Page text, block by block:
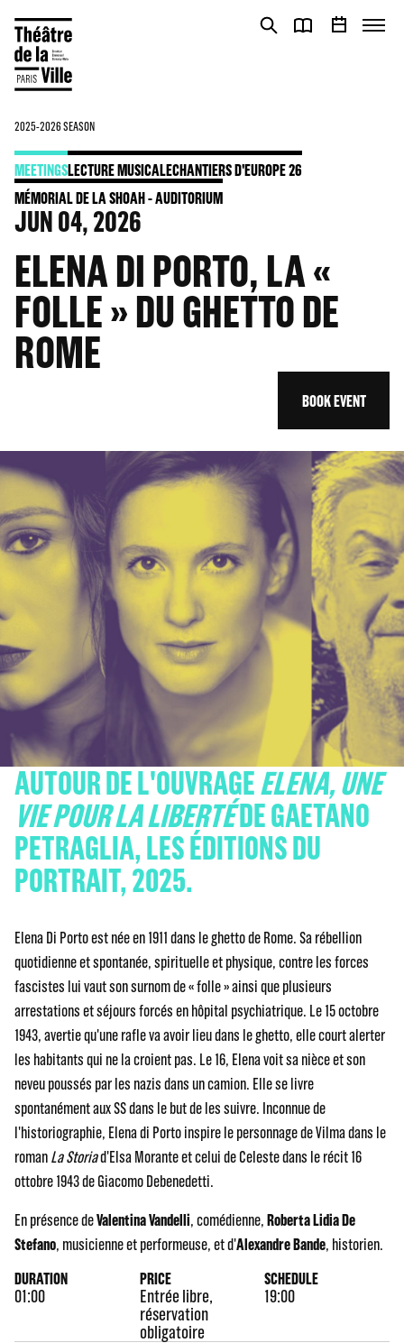
2025-2026 SEASON
MEETINGSLECTURE MUSICALECHANTIERS D'EUROPE 26
MÉMORIAL DE LA SHOAH - AUDITORIUM
JUN04, 2026
ELENA DI PORTO, LA «
FOLLE » DU GHETTO DE
ROME
BOOK EVENT
AUTOUR DE L'OUVRAGEELENA, UNE
VIE POUR LA LIBERTÉDE GAETANO
PETRAGLIA, LES ÉDITIONS DU
PORTRAIT, 2025.
Elena Di Porto est née en 1911 dans le ghetto de Rome. Sa rébellion
quotidienne et spontanée, spirituelle et physique, contre les forces
fascistes lui vaut son surnom de « folle » ainsi que plusieurs
arrestations et séjours forcés en hôpital psychiatrique. Le 15 octobre
1943, avertie qu'une rafle va avoir lieu dans le ghetto, elle court alerter
les habitants qui ne la croient pas. Le 16, Elena voit sa nièce et son
neveu poussés par les nazis dans un camion. Elle se livre
spontanément aux SS dans le but de les suivre. Inconnue de
l'historiographie, Elena di Porto inspire le personnage de Vilma dans le
romanLa Storiad'Elsa Morante et celui de Celeste dans le récit 16
ottobre 1943 de Giacomo Debenedetti.
En présence deValentina Vandelli, comédienne,Roberta Lidia De
Stefano, musicienne et performeuse, et d'Alexandre Bande, historien.
DURATION
01:00
PRICE
Entrée libre,
réservation
obligatoire
SCHEDULE
19:00